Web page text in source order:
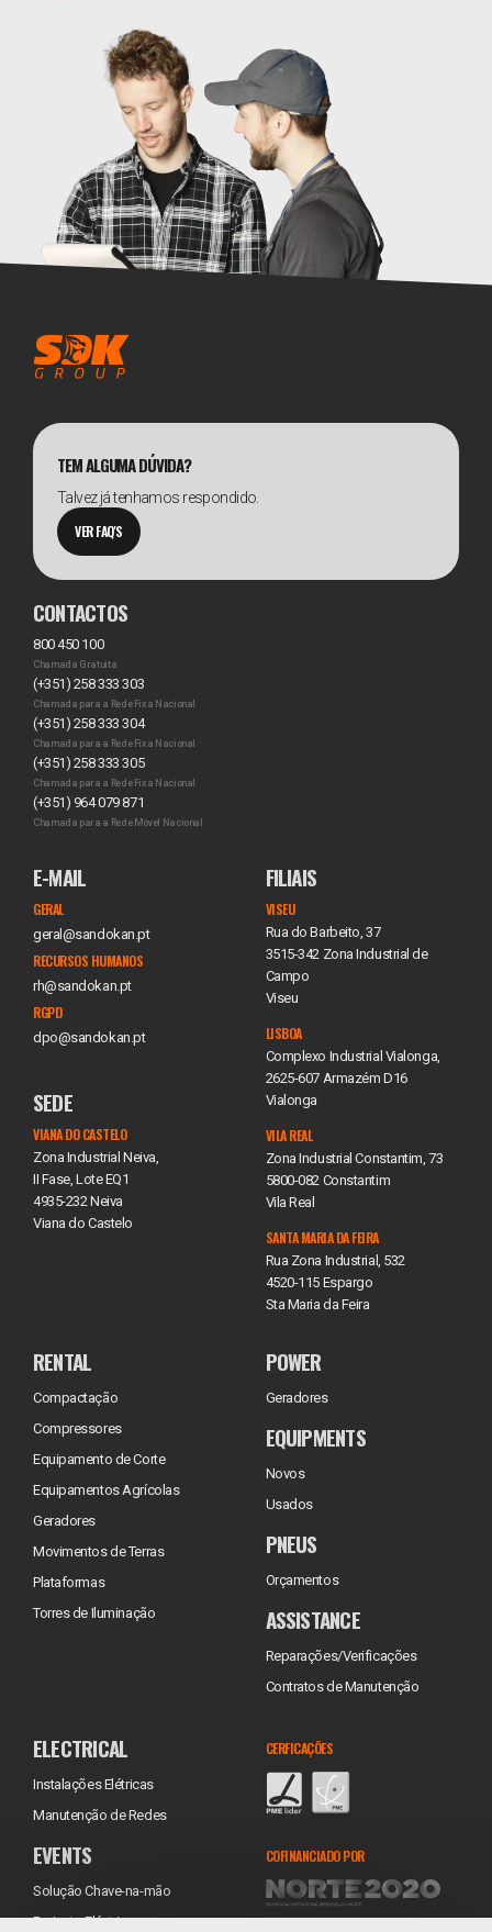
TEM ALGUMA DÚVIDA?
Talvez já tenhamos respondido.
VER FAQ'S
CONTACTOS
800 450 100
Chamada Gratuita
(+351) 258 333 303
Chamada para a Rede Fixa Nacional
(+351) 258 333 304
Chamada para a Rede Fixa Nacional
(+351) 258 333 305
Chamada para a Rede Fixa Nacional
(+351) 964 079 871
Chamada para a Rede Móvel Nacional
E-MAIL
GERAL
geral@sandokan.pt
RECURSOS HUMANOS
rh@sandokan.pt
RGPD
dpo@sandokan.pt
SEDE
VIANA DO CASTELO
Zona Industrial Neiva,
II Fase, Lote EQ1
4935-232 Neiva
Viana do Castelo
FILIAIS
VISEU
Rua do Barbeito, 37
3515-342 Zona Industrial de
Campo
Viseu
LISBOA
Complexo Industrial Vialonga,
2625-607 Armazém D16
Vialonga
VILA REAL
Zona Industrial Constantim, 73
5800-082 Constantim
Vila Real
SANTA MARIA DA FEIRA
Rua Zona Industrial, 532
4520-115 Espargo
Sta Maria da Feira
RENTAL
Compactação
Compressores
Equipamento de Corte
Equipamentos Agrícolas
Geradores
Movimentos de Terras
Plataformas
Torres de Iluminação
POWER
Geradores
EQUIPMENTS
Novos
Usados
PNEUS
Orçamentos
ASSISTANCE
Reparações/Verificações
Contratos de Manutenção
ELECTRICAL
Instalações Elétricas
Manutenção de Redes
EVENTS
Solução Chave-na-mão
Projecto Eléctrico
CERFICAÇÕES
COFINANCIADO POR